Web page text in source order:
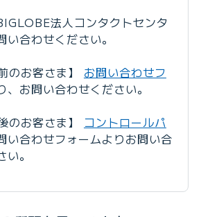
法人コンタクトセンタ
い合わせください。
のお客さま】 お問い合わせフ
、お問い合わせください。
のお客さま】 コントロールパ
い合わせフォームよりお問い合
。